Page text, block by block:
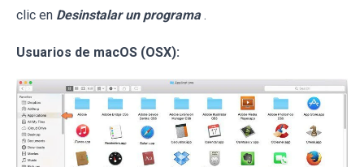
clic en Desinstalar un programa .
Usuarios de macOS (OSX):